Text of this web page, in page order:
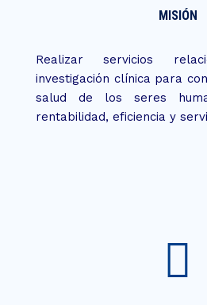
MISIÓN
Realizar servicios
investigación clínica para
salud de los seres
rentabilidad, eficiencia y